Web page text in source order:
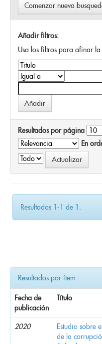
Comenzar nueva
Añadir filtros:
Usa los filtros para afinar la
Resultados por página
En
Resultados 1-1 de 1.
Resultados por ítem:
Fecha de
publicación
Título
2020
Estudio sobre
de la